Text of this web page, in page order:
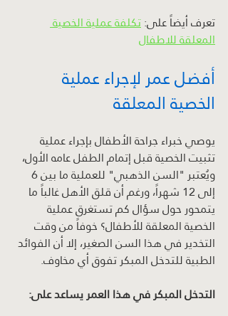
تعرف أيضاً على: تكلفة عملية الخصية
المعلقة للاطفال
أفضل عمر لإجراء عملية
الخصية المعلقة
يوصي خبراء جراحة الأطفال بإجراء عملية
تثبيت الخصية قبل إتمام الطفل عامه الأول،
إلى 12 شهراً، ورغم أن قلق الأهل غالباً ما
يتمحور حول سؤال كم تستغرق عملية
الخصية المعلقة للأطفال؟ خوفاً من وقت
التخدير في هذا السن الصغير، إلا أن الفوائد
الطبية للتدخل المبكر تفوق أي مخاوف.
التدخل المبكر في هذا العمر يساعد على: